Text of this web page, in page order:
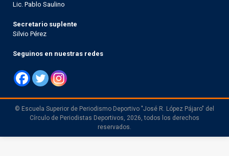
Lic. Pablo Saulino
Secretario suplente
Silvio Pérez
Seguinos en nuestras redes
© Escuela Superior de Periodismo Deportivo "José R. López Pájaro" del
Círculo de Periodistas Deportivos, 2026, todos los derechos
reservados.